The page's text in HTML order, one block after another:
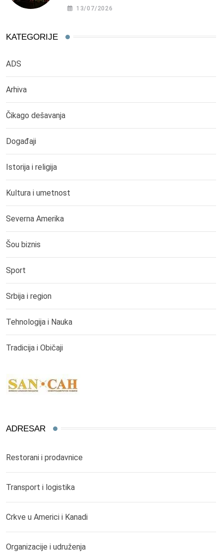
13/07/2026
KATEGORIJE
ADS
Arhiva
Čikago dešavanja
Događaji
Istorija i religija
Kultura i umetnost
Severna Amerika
Šou biznis
Sport
Srbija i region
Tehnologija i Nauka
Tradicija i Običaji
ADRESAR
Restorani i prodavnice
Transport i logistika
Crkve u Americi i Kanadi
Organizacije i udruženja